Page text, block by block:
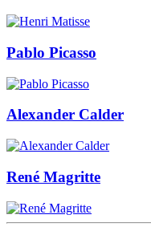
Pablo Picasso
Alexander Calder
René Magritte